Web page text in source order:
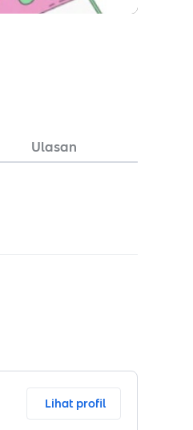
Ulasan
Lihat profil